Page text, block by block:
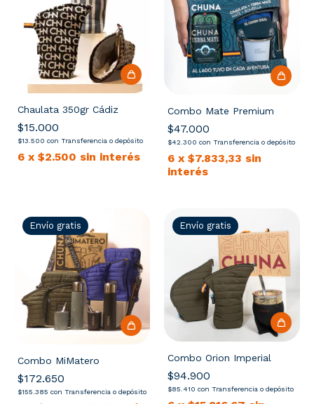
Chaulata 350gr Cádiz
$15.000
$13.500 con Transferencia o depósito
6 x $2.500 sin interés
Combo Mate Premium
$47.000
$42.300 con Transferencia o depósito
6 x $7.833,33 sin
interés
Envío gratis
Combo MiMatero
$172.650
$155.385 con Transferencia o depósito
Envío gratis
Combo Orion Imperial
$94.900
$85.410 con Transferencia o depósito